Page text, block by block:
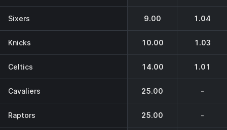
Sixers 9.00 1.04
Knicks 10.00 1.03
Celtics 14.00 1.01
Cavaliers 25.00 -
Raptors 25.00 -